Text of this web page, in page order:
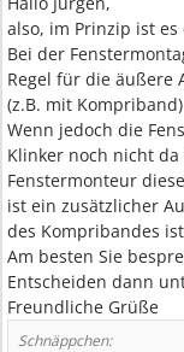
also, im Prinzip ist
Bei der
Regel für die äußere
(z.B. mit Kompriband)
Wenn jedoch die
Klinker noch nicht
Fenstermonteur
ist ein zusätzlicher
des Kompribandes
Am besten Sie
Entscheiden dann
Freundliche Grüße
Schnäppchen: